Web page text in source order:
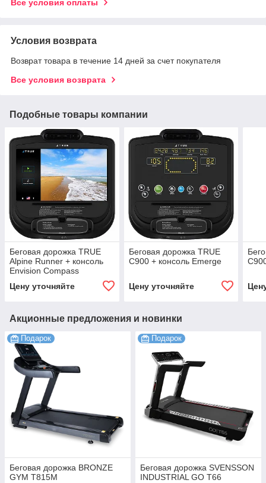
Все условия оплаты
Условия возврата
Возврат товара в течение 14 дней за счет покупателя
Все условия возврата
Подобные товары компании
Беговая дорожка TRUE
Alpine Runner + консоль
Envision Compass
Цену уточняйте
Беговая дорожка TRUE
C900 + консоль Emerge
Цену уточняйте
Акционные предложения и новинки
Подарок
Беговая дорожка BRONZE
GYM T815M
Подарок
Беговая дорожка SVENSSON
INDUSTRIAL GO T66